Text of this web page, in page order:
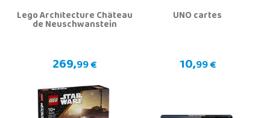
Lego Architecture Château
de Neuschwanstein
269,99 €
UNO cartes
10,99 €